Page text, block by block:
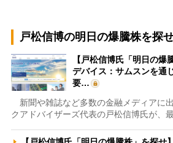
戸松信博の明日の爆騰株を探せ
【戸松信博氏「明日の爆
デバイス：サムスンを通
要…
新聞や雑誌など多数の金融メディアに
クアドバイザーズ代表の戸松信博氏が、